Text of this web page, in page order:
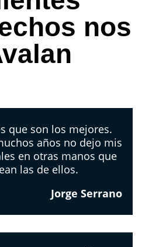
nos
que son los mejores.
años no dejo mis
en otras manos que
las de ellos.
Jorge Serrano